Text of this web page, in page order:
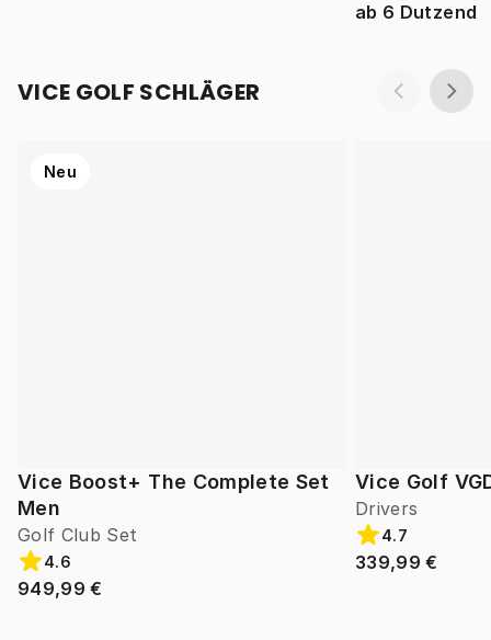
ab 6 Dutzend
VICE GOLF SCHLÄGER
Vice Boost+ The Complete Set
Men
Golf Club Set
Neu
4.6
949,99 €
Vice Golf
Drivers
4.7
339,99 €